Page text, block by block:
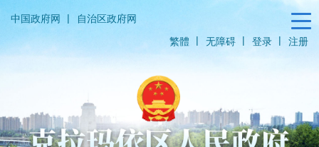
中国政府网 |
自治区政府网
繁體
| 无障碍 | 登录 | 注册